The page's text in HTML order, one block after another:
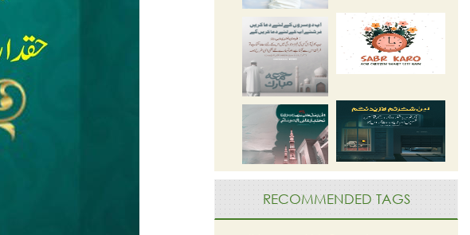
RECOMMENDED TAGS